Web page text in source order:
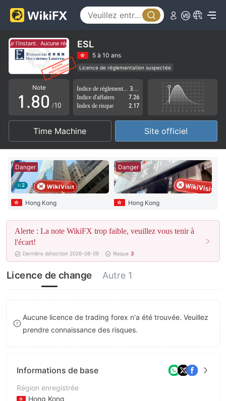
l'instant. Aucune réglementation pour l'instant.
ESL
5 à 10 ans
Licence de réglementation suspectée
Région d'affaires suspectée
Risque élevé potentiel
Note
0
1
2
3
4
5
6
7
8
9
.
4
5
6
7
8
9
0
1
2
3
4
5
6
8
9
/10
Indice d'affaires
7.26
Index de risque
2.17
Time Machine Site officiel
2
Danger
Hong Kong
Danger
Hong Kong
Alerte : La note WikiFX trop faible, veuillez vous tenir à
l'écart!
Dernière détection 2026-08-09 Risque 3
Licence de change Autre 1
Aucune licence de trading forex n'a été trouvée. Veuillez
prendre connaissance des risques.
Informations de base
Région enregistrée
Hong Kong